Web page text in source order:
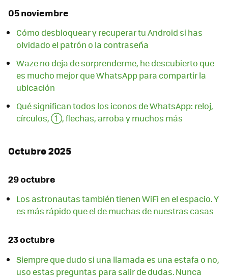
05 noviembre
Cómo desbloquear y recuperar tu Android si has
olvidado el patrón o la contraseña
Waze no deja de sorprenderme, he descubierto que
es mucho mejor que WhatsApp para compartir la
ubicación
Qué significan todos los iconos de WhatsApp: reloj,
círculos, ①, flechas, arroba y muchos más
Octubre 2025
29 octubre
Los astronautas también tienen WiFi en el espacio. Y
es más rápido que el de muchas de nuestras casas
23 octubre
Siempre que dudo si una llamada es una estafa o no,
uso estas preguntas para salir de dudas. Nunca